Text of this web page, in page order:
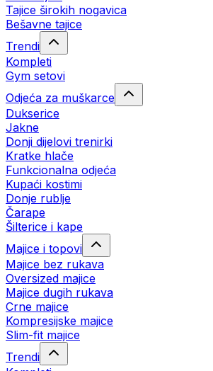
Tajice širokih nogavica
Bešavne tajice
Trendi
Kompleti
Gym setovi
Odjeća za muškarce
Dukserice
Jakne
Donji dijelovi trenirki
Kratke hlače
Funkcionalna odjeća
Kupaći kostimi
Donje rublje
Čarape
Šilterice i kape
Majice i topovi
Majice bez rukava
Oversized majice
Majice dugih rukava
Crne majice
Kompresijske majice
Slim-fit majice
Trendi